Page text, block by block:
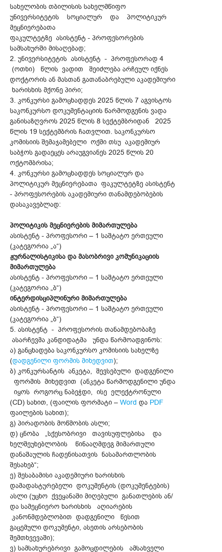
სახელობის თბილისის სახელმწიფო
უნივერსიტეტის სოციალურ და პოლიტიკურ
მეცნიერებათა
ფაკულტეტზე ასისტენტ - პროფესორების
სამსახურში მისაღებად;
2. უნივერსიტეტის ასისტენტ - პროფესორად 4
(ოთხი) წლის ვადით შეიძლება არჩეულ იქნეს
დოქტორის ან მასთან გათანაბრებული აკადემიური
ხარისხის მქონე პირი;
3. კონკურსი გამოცხადდეს 2025 წლის 7 აგვისტოს
საკონკურსო დოკუმენტაციის წარმოდგენის ვადა
განისაზღვროს 2025 წლის 8 სექტემბრიდან 2025
წლის 19 სექტემბრის ჩათვლით. საკონკურსო
კომისიის შემაჯამებელი ოქმი თსუ აკადემიურ
საბჭოს გადაეცეს არაუგვიანეს 2025 წლის 20
ოქტომბრისა;
4. კონკურსი გამოცხადდეს სოციალურ და
პოლიტიკურ მეცნიერებათა ფაკულტეტზე ასისტენტ
- პროფესორების აკადემიური თანამდებობების
დასაკავებლად:
პოლიტიკის მეცნიერების მიმართულება
ასისტენტ - პროფესორი – 1 საშტატო ერთეული
(კატეგორია „ა“)
ჟურნალისტიკისა და მასობრივი კომუნიკაციის
მიმართულება
ასისტენტ - პროფესორი – 1 საშტატო ერთეული
(კატეგორია „ბ“)
ინტერდისციპლინური მიმართულება
ასისტენტ - პროფესორი – 1 საშტატო ერთეული
(კატეგორია „ბ“)
5. ასისტენტ - პროფესორის თანამდებობაზე
ასარჩევმა კანდიდატმა უნდა წარმოადგინოს:
ა) განცხადება საკონკურსო კომისიის სახელზე
(დადგენილი ფორმის მიხედვით);
ბ) კონკურსანტის ანკეტა, შევსებული დადგენილი
ფორმის მიხედვით (ანკეტა წარმოდგენილი უნდა
იყოს როგორც ნაბეჭდი, ისე ელექტრონული
(CD) სახით, (ფაილის ფორმატი – Word და PDF
ფაილების სახით);
გ) პირადობის მოწმობის ასლი;
დ) ცნობა „სქესობრივი თავისუფლებისა და
ხელშეუხებლობის წინააღმდეგ მიმართული
დანაშაულის ჩადენისათვის ნასამართლობის
შესახებ“;
ე) შესაბამისი აკადემიური ხარისხის
დამადასტურებელი დოკუმენტის (დოკუმენტების)
ასლი (უცხო ქვეყანაში მიღებული განათლების ან/
და სამეცნიერო ხარისხის აღიარების
კანონმდებლობით დადგენილი წესით
გაცემული დოკუმენტი, ასეთის არსებობის
შემთხვევაში);
ვ) სამსახურებრივი გამოცდილების ამსახველი